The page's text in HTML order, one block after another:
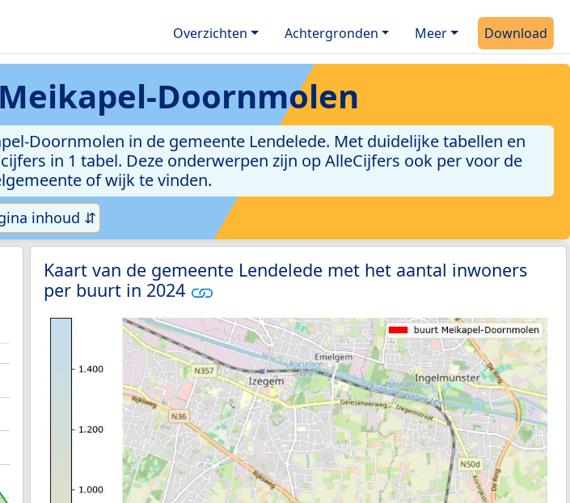
Overzichten Achtergronden Meer Download
Doornmolen
Doornmolen in de gemeente Lendelede. Met duidelijke tabellen en
in 1 tabel. Deze onderwerpen zijn op AlleCijfers ook per voor de
of wijk te vinden.
inhoud ⇵
Kaart van de gemeente Lendelede met het aantal inwoners
per buurt in 2024